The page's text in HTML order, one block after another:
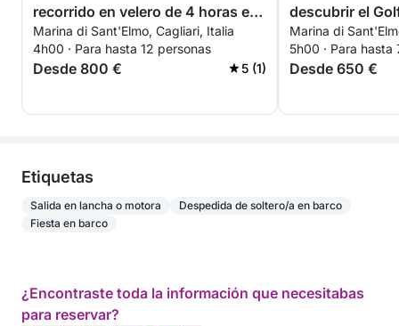
recorrido en velero de 4 horas en
Cagliari.
Marina di Sant'Elmo, Cagliari, Italia
4h00 · Para hasta 12 personas
Desde 800 € 5 (1)
descubrir el
Marina di
5h00 · Para hasta
Desde 650 €
Etiquetas
Salida en lancha o motora
Despedida de soltero/a en barco
Fiesta en barco
¿Encontraste toda la información que necesitabas
para reservar?